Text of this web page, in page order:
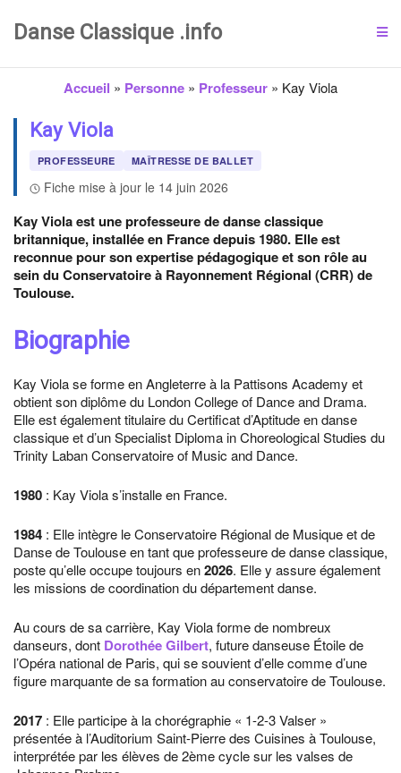
Danse Classique .info
Accueil » Personne » Professeur » Kay Viola
Kay Viola
PROFESSEURE MAÎTRESSE DE BALLET
Fiche mise à jour le 14 juin 2026
Kay Viola est une professeure de danse classique
britannique, installée en France depuis 1980. Elle est
reconnue pour son expertise pédagogique et son rôle au
sein du Conservatoire à Rayonnement Régional (CRR) de
Toulouse.
Biographie
Kay Viola se forme en Angleterre à la Pattisons Academy et
obtient son diplôme du London College of Dance and Drama.
Elle est également titulaire du Certificat d’Aptitude en danse
classique et d’un Specialist Diploma in Choreological Studies du
Trinity Laban Conservatoire of Music and Dance.
1980 : Kay Viola s’installe en France.
1984 : Elle intègre le Conservatoire Régional de Musique et de
Danse de Toulouse en tant que professeure de danse classique,
poste qu’elle occupe toujours en2026. Elle y assure également
les missions de coordination du département danse.
Au cours de sa carrière, Kay Viola forme de nombreux
danseurs, dont Dorothée Gilbert, future danseuse Étoile de
l’Opéra national de Paris, qui se souvient d’elle comme d’une
figure marquante de sa formation au conservatoire de Toulouse.
2017 : Elle participe à la chorégraphie « 1-2-3 Valser »
présentée à l’Auditorium Saint-Pierre des Cuisines à Toulouse,
interprétée par les élèves de 2ème cycle sur les valses de